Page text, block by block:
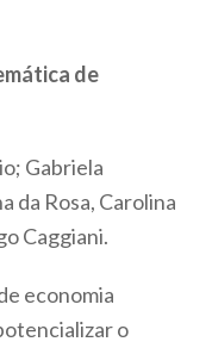
de
Gabriela
da Rosa, Carolina
Caggiani.
economia
o